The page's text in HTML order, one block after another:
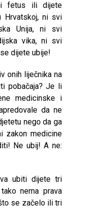
fetus ili dijete
Hrvatskoj, ni svi
Unija, ni svi
vika, ni svi
dijete ubije!
onih liječnika na
pobačaja? Je li
medicinske i
da ne
nego da ga
zakon medicine
Ne ubij! A ne:
ubiti dijete tri
nema prava
se začelo ili tri